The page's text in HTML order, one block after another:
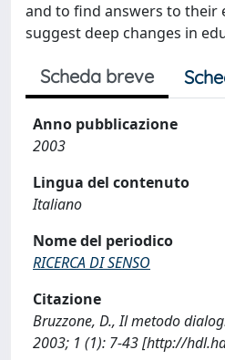
and to find answers to their
suggest deep changes in
Scheda breve
Anno pubblicazione
2003
Lingua del contenuto
Italiano
Nome del periodico
RICERCA DI SENSO
Citazione
Bruzzone, D., Il metodo
2003; 1 (1): 7-43 [http://